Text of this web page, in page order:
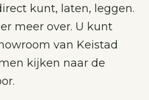
kunt, laten, leggen.
meer over. U kunt
van Keistad
kijken naar de